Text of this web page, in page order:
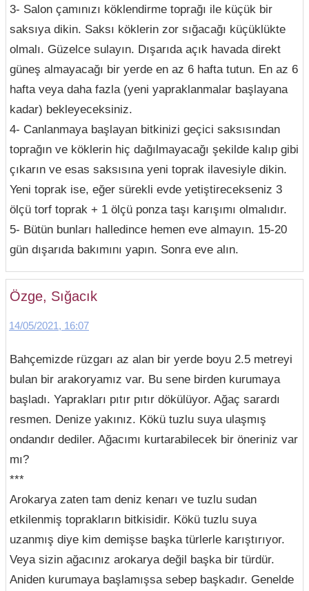
3- Salon çamınızı köklendirme toprağı ile küçük bir
saksıya dikin. Saksı köklerin zor sığacağı küçüklükte
olmalı. Güzelce sulayın. Dışarıda açık havada direkt
güneş almayacağı bir yerde en az 6 hafta tutun. En az 6
hafta veya daha fazla (yeni yapraklanmalar başlayana
kadar) bekleyeceksiniz.
4- Canlanmaya başlayan bitkinizi geçici saksısından
toprağın ve köklerin hiç dağılmayacağı şekilde kalıp gibi
çıkarın ve esas saksısına yeni toprak ilavesiyle dikin.
Yeni toprak ise, eğer sürekli evde yetiştirecekseniz 3
ölçü torf toprak + 1 ölçü ponza taşı karışımı olmalıdır.
5- Bütün bunları halledince hemen eve almayın. 15-20
gün dışarıda bakımını yapın. Sonra eve alın.
Özge, Sığacık
14/05/2021, 16:07
Bahçemizde rüzgarı az alan bir yerde boyu 2.5 metreyi
bulan bir arakoryamız var. Bu sene birden kurumaya
başladı. Yaprakları pıtır pıtır dökülüyor. Ağaç sarardı
resmen. Denize yakınız. Kökü tuzlu suya ulaşmış
ondandır dediler. Ağacımı kurtarabilecek bir öneriniz var
mı?
***
Arokarya zaten tam deniz kenarı ve tuzlu sudan
etkilenmiş toprakların bitkisidir. Kökü tuzlu suya
uzanmış diye kim demişse başka türlerle karıştırıyor.
Veya sizin ağacınız arokarya değil başka bir türdür.
Aniden kurumaya başlamışsa sebep başkadır. Genelde